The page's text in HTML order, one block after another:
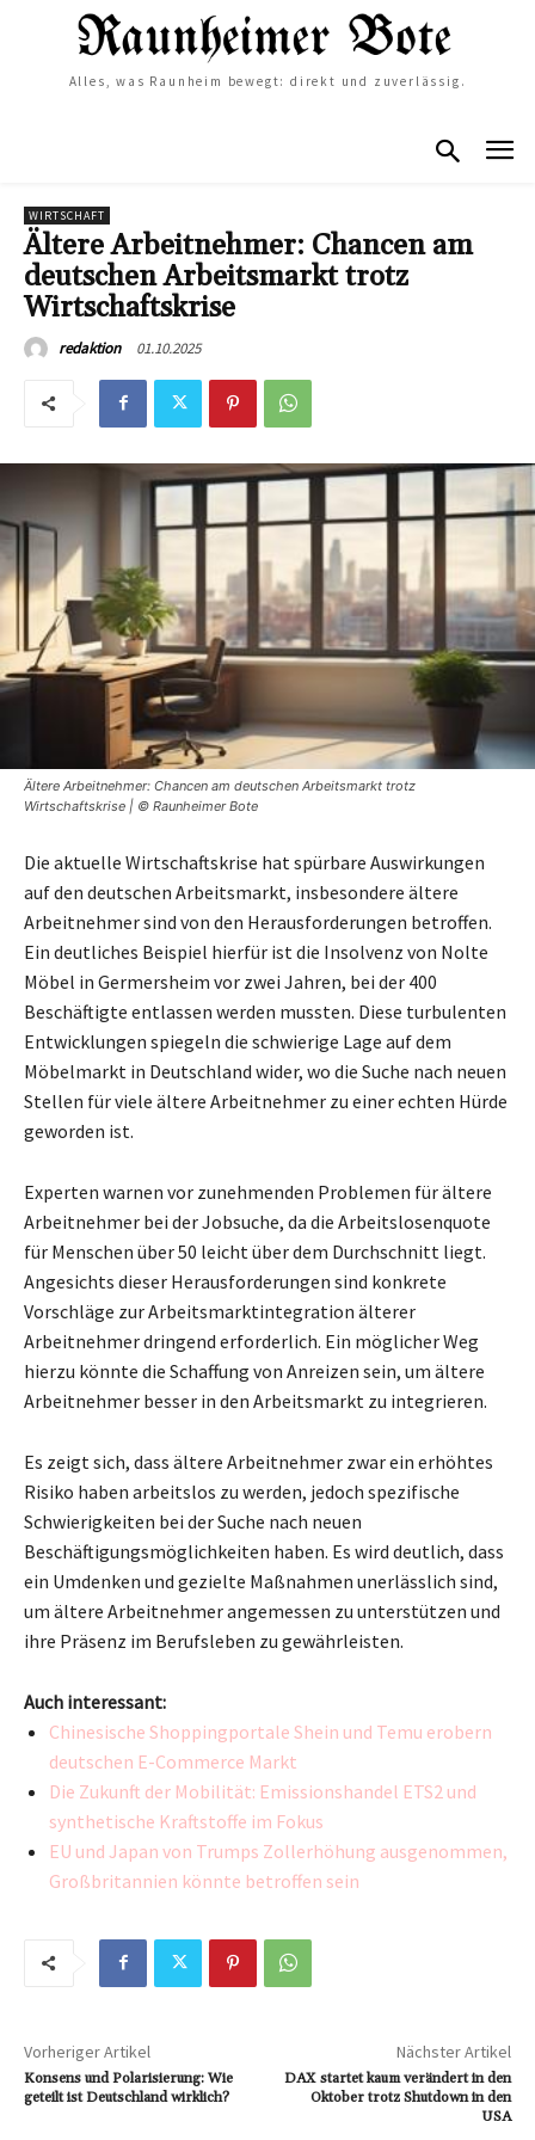
Alles, was Raunheim bewegt: direkt und zuverlässig.
WIRTSCHAFT
Ältere Arbeitnehmer: Chancen am
deutschen Arbeitsmarkt trotz
Wirtschaftskrise
redaktion 01.10.2025
Ältere Arbeitnehmer: Chancen am deutschen Arbeitsmarkt trotz
Wirtschaftskrise | © Raunheimer Bote
Die aktuelle Wirtschaftskrise hat spürbare Auswirkungen
auf den deutschen Arbeitsmarkt, insbesondere ältere
Arbeitnehmer sind von den Herausforderungen betroffen.
Ein deutliches Beispiel hierfür ist die Insolvenz von Nolte
Möbel in Germersheim vor zwei Jahren, bei der 400
Beschäftigte entlassen werden mussten. Diese turbulenten
Entwicklungen spiegeln die schwierige Lage auf dem
Möbelmarkt in Deutschland wider, wo die Suche nach neuen
Stellen für viele ältere Arbeitnehmer zu einer echten Hürde
geworden ist.
Experten warnen vor zunehmenden Problemen für ältere
Arbeitnehmer bei der Jobsuche, da die Arbeitslosenquote
für Menschen über 50 leicht über dem Durchschnitt liegt.
Angesichts dieser Herausforderungen sind konkrete
Vorschläge zur Arbeitsmarktintegration älterer
Arbeitnehmer dringend erforderlich. Ein möglicher Weg
hierzu könnte die Schaffung von Anreizen sein, um ältere
Arbeitnehmer besser in den Arbeitsmarkt zu integrieren.
Es zeigt sich, dass ältere Arbeitnehmer zwar ein erhöhtes
Risiko haben arbeitslos zu werden, jedoch spezifische
Schwierigkeiten bei der Suche nach neuen
Beschäftigungsmöglichkeiten haben. Es wird deutlich, dass
ein Umdenken und gezielte Maßnahmen unerlässlich sind,
um ältere Arbeitnehmer angemessen zu unterstützen und
ihre Präsenz im Berufsleben zu gewährleisten.
Auch interessant:
Chinesische Shoppingportale Shein und Temu erobern
deutschen E-Commerce Markt
Die Zukunft der Mobilität: Emissionshandel ETS2 und
synthetische Kraftstoffe im Fokus
EU und Japan von Trumps Zollerhöhung ausgenommen,
Großbritannien könnte betroffen sein
Vorheriger Artikel
Konsens und Polarisierung: Wie
geteilt ist Deutschland wirklich?
Nächster Artikel
DAX startet kaum verändert in den
Oktober trotz Shutdown in den
USA